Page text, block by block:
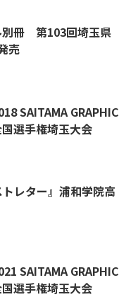
別冊 第103回埼玉県
売
SAITAMA GRAPHIC
選手権埼玉大会
トレター』浦和学院高
SAITAMA GRAPHIC
選手権埼玉大会